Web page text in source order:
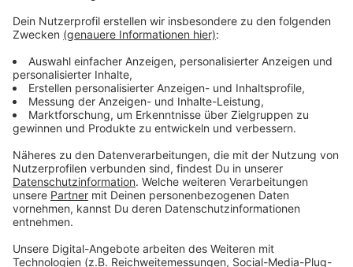
unachtsames Linksabbiegengegeben.
Anzeige
Weitere Ma´ßnahmen: Moderne
Anzeige
Die defekten Bahnen müssen teils monatelang
Fahrzeuge fehlen. Zur neuen Sicherheitsstrategie